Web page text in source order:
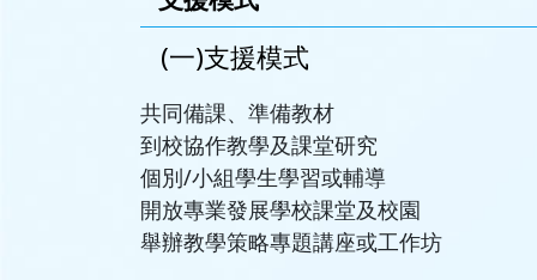
(一)支援模式
共同備課、準備教材
到校協作教學及課堂研究
個別/小組學生學習或輔導
開放專業發展學校課堂及校園
舉辦教學策略專題講座或工作坊